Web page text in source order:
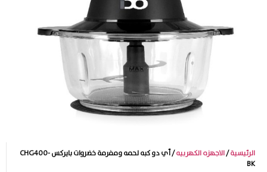
الرئيسية/الاجهزه الكهربيه
/ أي دو كبه لحمه ومفرمة خضروات بايركس CHG400-
BK